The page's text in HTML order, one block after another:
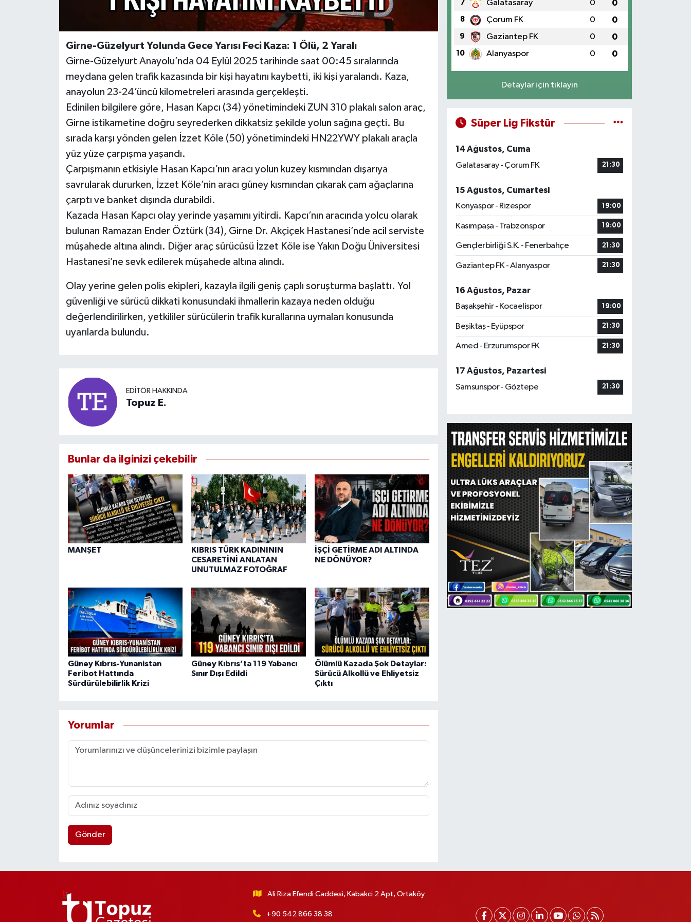
Girne-Güzelyurt Yolunda Gece Yarısı Feci Kaza: 1 Ölü, 2 Yaralı
Girne-Güzelyurt Anayolu’nda 04 Eylül 2025 tarihinde saat 00:45 sıralarında
meydana gelen trafik kazasında bir kişi hayatını kaybetti, iki kişi yaralandı. Kaza,
anayolun 23-24’üncü kilometreleri arasında gerçekleşti.
Edinilen bilgilere göre, Hasan Kapcı (34) yönetimindeki ZUN 310 plakalı salon araç,
Girne istikametine doğru seyrederken dikkatsiz şekilde yolun sağına geçti. Bu
sırada karşı yönden gelen İzzet Köle (50) yönetimindeki HN22YWY plakalı araçla
yüz yüze çarpışma yaşandı.
Çarpışmanın etkisiyle Hasan Kapcı’nın aracı yolun kuzey kısmından dışarıya
savrularak dururken, İzzet Köle’nin aracı güney kısmından çıkarak çam ağaçlarına
çarptı ve banket dışında durabildi.
Kazada Hasan Kapcı olay yerinde yaşamını yitirdi. Kapcı’nın aracında yolcu olarak
bulunan Ramazan Ender Öztürk (34), Girne Dr. Akçiçek Hastanesi’nde acil serviste
müşahede altına alındı. Diğer araç sürücüsü İzzet Köle ise Yakın Doğu Üniversitesi
Hastanesi’ne sevk edilerek müşahede altına alındı.
Olay yerine gelen polis ekipleri, kazayla ilgili geniş çaplı soruşturma başlattı. Yol
güvenliği ve sürücü dikkati konusundaki ihmallerin kazaya neden olduğu
değerlendirilirken, yetkililer sürücülerin trafik kurallarına uymaları konusunda
uyarılarda bulundu.
EDITÖR HAKKINDA
Topuz E.
Bunlar da ilginizi çekebilir
MANŞET
KIBRIS TÜRK KADINININ
CESARETİNİ ANLATAN
UNUTULMAZ FOTOĞRAF
İŞÇİ GETİRME ADI ALTINDA
NE DÖNÜYOR?
Güney Kıbrıs-Yunanistan
Feribot Hattında
Sürdürülebilirlik Krizi
Güney Kıbrıs’ta 119 Yabancı
Sınır Dışı Edildi
Ölümlü Kazada Şok Detaylar:
Sürücü Alkollü ve Ehliyetsiz
Çıktı
Yorumlar
Gönder
7 Galatasaray 0 0
8 Çorum FK 0 0
9 Gaziantep FK 0 0
10 Alanyaspor 0 0
Detaylar için tıklayın
Süper Lig Fikstür
14 Ağustos, Cuma
Galatasaray - Çorum FK
21:30
15 Ağustos, Cumartesi
Konyaspor - Rizespor
19:00
Kasımpaşa - Trabzonspor 19:00
Gençlerbirliği S.K. - Fenerbahçe 21:30
Gaziantep FK - Alanyaspor 21:30
16 Ağustos, Pazar
Başakşehir - Kocaelispor
19:00
Beşiktaş - Eyüpspor 21:30
Amed - Erzurumspor FK 21:30
17 Ağustos, Pazartesi
Samsunspor - Göztepe
21:30
Ali Riza Efendi Caddesi, Kabakci 2 Apt, Ortaköy
+90 542 866 38 38